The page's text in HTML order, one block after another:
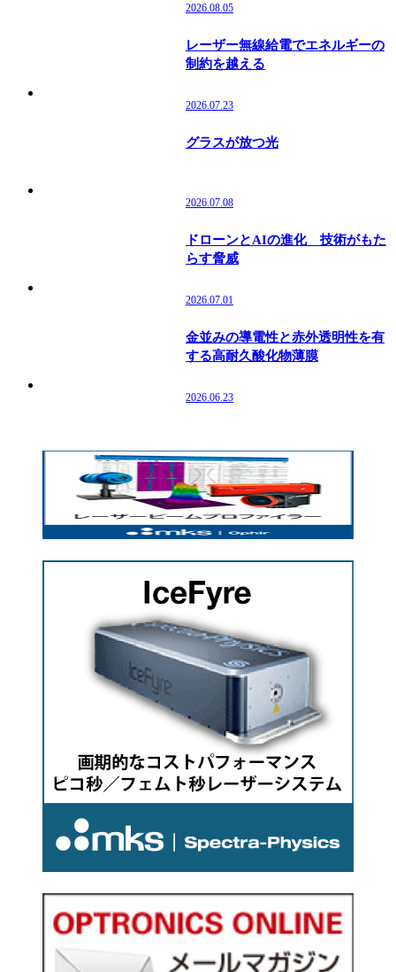
2026.08.05
レーザー無線給電でエネルギーの
制約を越える
2026.07.23
グラスが放つ光
2026.07.08
ドローンとAIの進化 技術がもた
らす脅威
2026.07.01
金並みの導電性と赤外透明性を有
する高耐久酸化物薄膜
2026.06.23